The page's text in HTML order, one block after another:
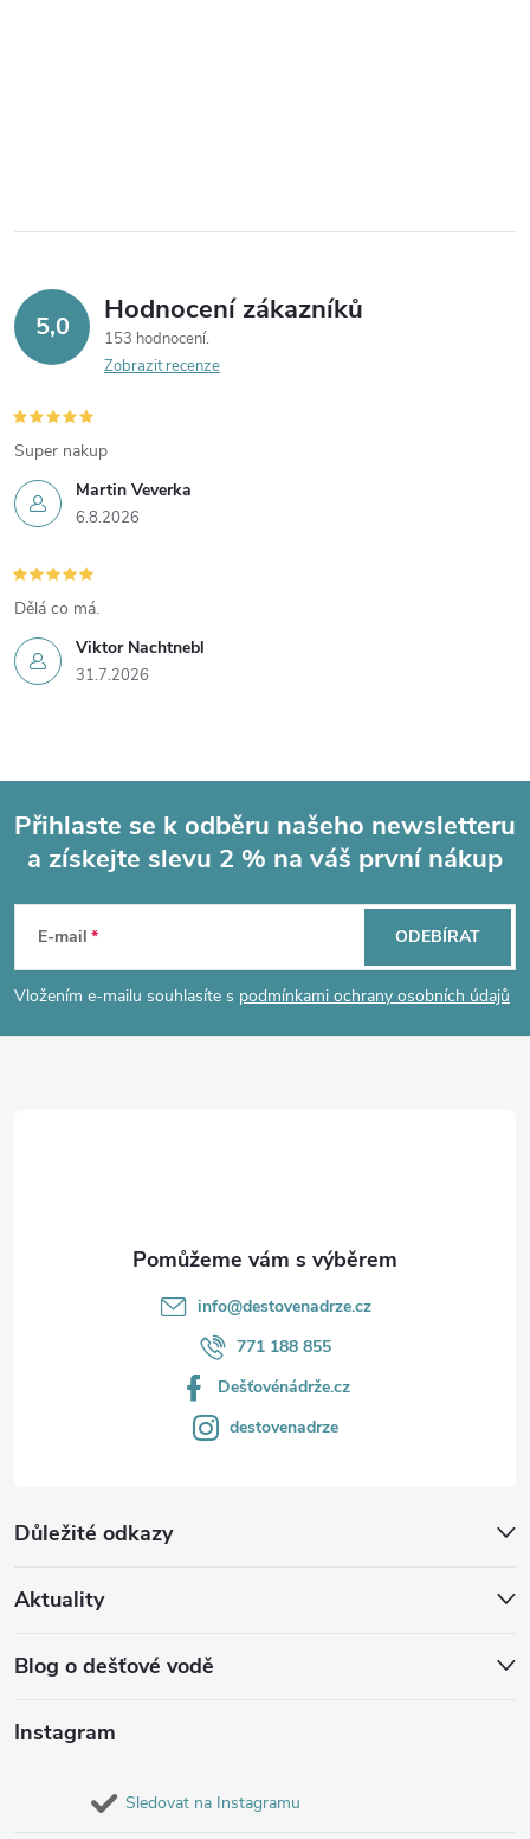
5,0 Hodnocení zákazníků
153 hodnocení
Zobrazit recenze
Martin Veverka
6.8.2026
Super nakup
Viktor Nachtnebl
31.7.2026
Dělá co má.
p
Přihlaste se k odběru našeho newsletteru
a získejte slevu 2 % na váš první nákup
E-mail
Vložením e-mailu souhlasíte s podmínkami ochrany osobních údajů
ODEBÍRAT
Důležité odkazy
Aktuality
Blog o dešťové vodě
info@destovenadrze.cz
771 188 855
Dešťovénádrže.cz
destovenadrze
Instagram
Sledovat na Instagramu